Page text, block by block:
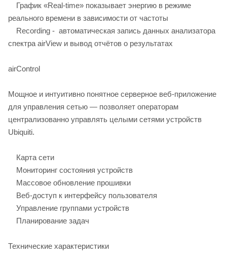
График «Real-time» показывает энергию в режиме
реального времени в зависимости от частоты
Recording - автоматическая запись данных анализатора
спектра airView и вывод отчётов о результатах
airControl
Мощное и интуитивно понятное серверное веб-приложение
для управления сетью — позволяет операторам
централизованно управлять целыми сетями устройств
Ubiquiti.
Карта сети
Мониторинг состояния устройств
Массовое обновление прошивки
Веб-доступ к интерфейсу пользователя
Управление группами устройств
Планирование задач
Технические характеристики